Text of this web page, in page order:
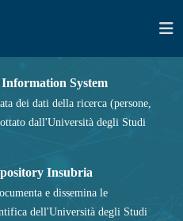
System
dei dati della ricerca (persone,
dall'Università degli Studi
Insubria
e dissemina le
dell'Università degli Studi